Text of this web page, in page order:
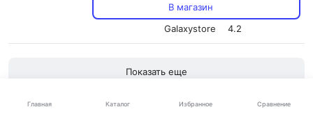
Главная Каталог Избранное Сравнение
В магазин
Galaxystore
4.2
Показать еще